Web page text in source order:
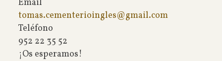
Email
tomas.cementerioingles@gmail.com
Teléfono
952 22 35 52
¡Os esperamos!